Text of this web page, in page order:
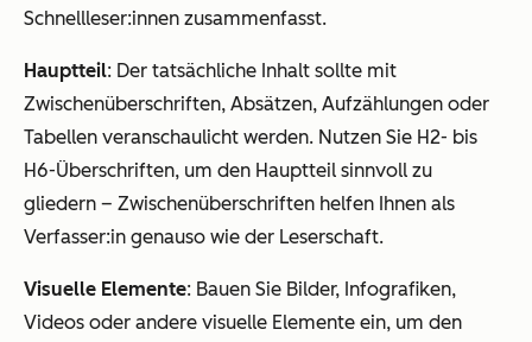
Schnellleser:innen zusammenfasst.
Hauptteil: Der tatsächliche Inhalt sollte mit
Zwischenüberschriften, Absätzen, Aufzählungen oder
Tabellen veranschaulicht werden. Nutzen Sie H2- bis
H6-Überschriften, um den Hauptteil sinnvoll zu
gliedern – Zwischenüberschriften helfen Ihnen als
Verfasser:in genauso wie der Leserschaft.
Visuelle Elemente: Bauen Sie Bilder, Infografiken,
Videos oder andere visuelle Elemente ein, um den